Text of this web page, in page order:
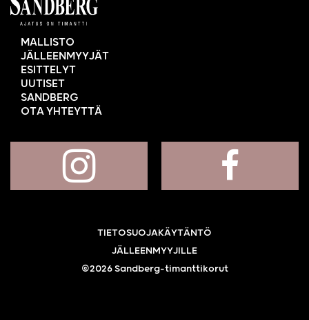
MALLISTO
JÄLLEENMYYJÄT
ESITTELYT
UUTISET
SANDBERG
OTA YHTEYTTÄ
TIETOSUOJAKÄYTÄNTÖ
JÄLLEENMYYJILLE
©2026 Sandberg-timanttikorut